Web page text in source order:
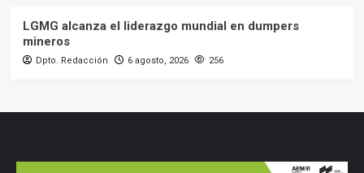
LGMG alcanza el liderazgo mundial en dumpers
mineros
Dpto. Redacción 6 agosto, 2026 256